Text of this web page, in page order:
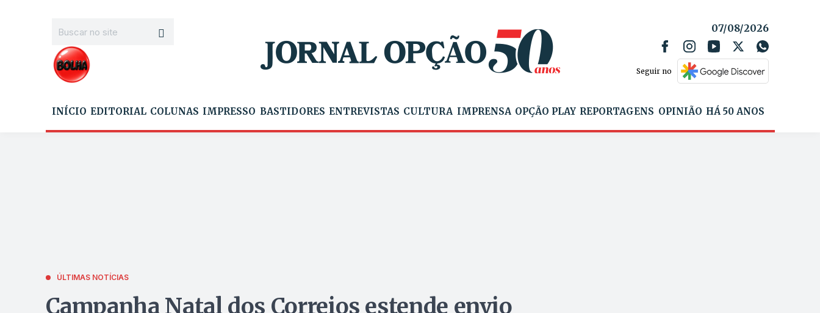
07/08/2026
Seguir no
INÍCIO EDITORIAL COLUNAS IMPRESSO BASTIDORES ENTREVISTAS CULTURA IMPRENSA OPÇÃO PLAY REPORTAGENS OPINIÃO HÁ 50 ANOS
ÚLTIMAS NOTÍCIAS
Campanha Natal dos Correios estende envio